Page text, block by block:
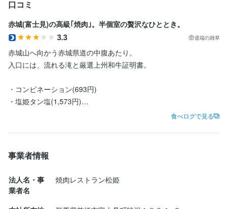
口コミ
赤城(富士見)の高級｢焼肉｣。半個室の贅沢なひととき。
3.3 道端の雑草
赤城山へ向かう赤城県道の中腹あたり。
入口には、流れる滝と厳選上州和牛証明書。
・コンビネーション(693円)
・塩姫タン塩(1,573円)
・塩上ハラミ(2,728円)
・中華メン(990円)
・カルビクッパ(1,144円)
＋4辛(176円)
食べログで見る
事業者情報
法人名・事
業者名
焼肉レストラン松姫